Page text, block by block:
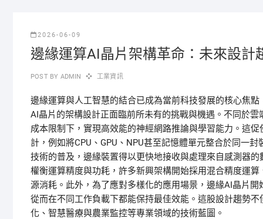
2026-06-09
邊緣運算AI晶片架構革命：未來設計
POST BY ADMIN 工業資訊
邊緣運算與人工智慧的結合已成為當前科技發展的核心焦
AI晶片的架構設計正面臨前所未有的挑戰與機遇。不同於
成本限制下，實現高效能的神經網路推論與學習能力。這
計，例如將CPU、GPU、NPU甚至記憶體單元整合於同一
技術的普及，邊緣裝置得以更快地接收與處理來自感測器
權衡運算精度與功耗，許多新興架構開始採用混合精度運
源消耗。此外，為了應對多樣化的應用場景，邊緣AI晶片
從而在不同工作負載下都能保持最佳效能。這股設計趨勢
化、智慧醫療與農業監控等專業領域的技術藍圖。